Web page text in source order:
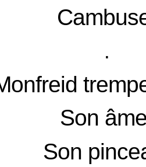
.
Son
Son